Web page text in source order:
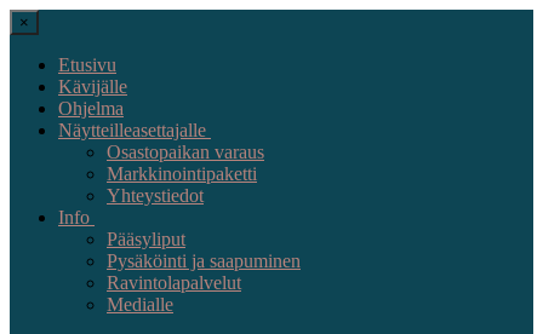
×
Etusivu
Kävijälle
Ohjelma
Näytteilleasettajalle
Osastopaikan varaus
Markkinointipaketti
Yhteystiedot
Info
Pääsyliput
Pysäköinti ja saapuminen
Ravintolapalvelut
Medialle